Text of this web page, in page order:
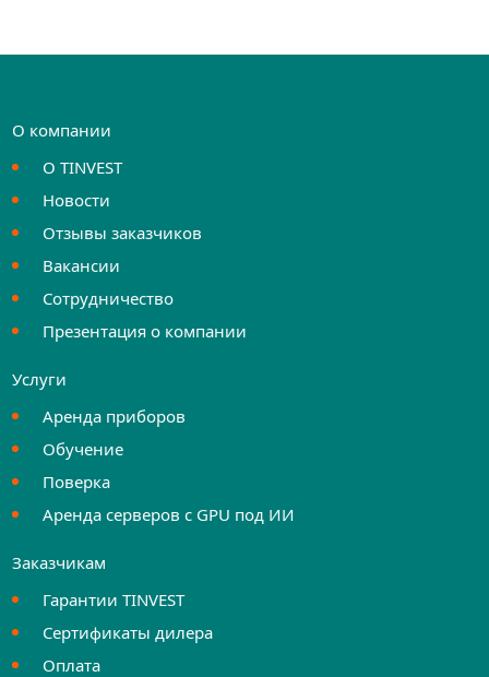
О компании
О TINVEST
Новости
Отзывы заказчиков
Вакансии
Сотрудничество
Презентация о компании
Услуги
Аренда приборов
Обучение
Поверка
Аренда серверов с GPU под ИИ
Заказчикам
Гарантии TINVEST
Сертификаты дилера
Оплата